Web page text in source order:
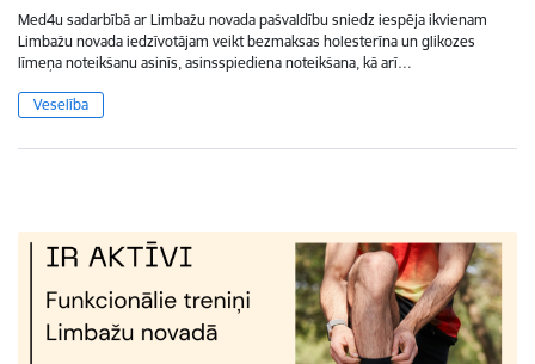
Med4u sadarbībā ar Limbažu novada pašvaldību sniedz iespēja ikvienam
Limbažu novada iedzīvotājam veikt bezmaksas holesterīna un glikozes
līmeņa noteikšanu asinīs, asinsspiediena noteikšana, kā arī…
Veselība